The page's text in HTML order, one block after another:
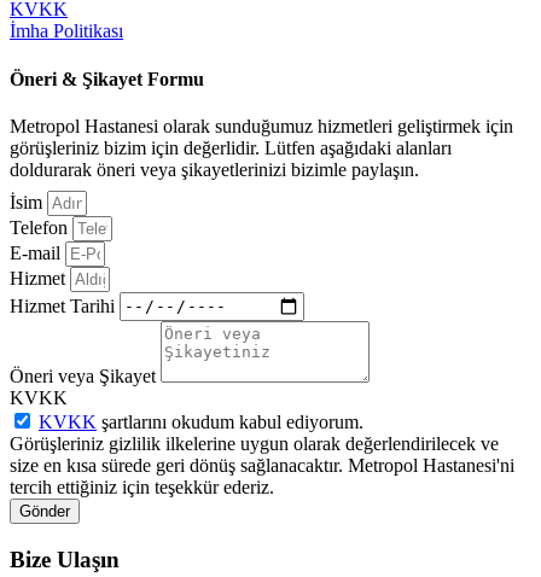
KVKK
İmha Politikası
Öneri & Şikayet Formu
Metropol Hastanesi olarak sunduğumuz hizmetleri geliştirmek için
görüşleriniz bizim için değerlidir. Lütfen aşağıdaki alanları
doldurarak öneri veya şikayetlerinizi bizimle paylaşın.
İsim
Telefon
E-mail
Hizmet
Hizmet Tarihi
Öneri veya Şikayet
KVKK
KVKK şartlarını okudum kabul ediyorum.
Görüşleriniz gizlilik ilkelerine uygun olarak değerlendirilecek ve
size en kısa sürede geri dönüş sağlanacaktır. Metropol Hastanesi'ni
tercih ettiğiniz için teşekkür ederiz.
Gönder
Bize Ulaşın